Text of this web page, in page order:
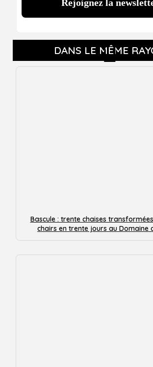
DANS LE MÊME
Bascule : trente chaises
chairs en trente jours au Domaine